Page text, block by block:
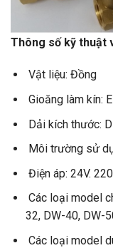
Thông số kỹ thuật
Vật liệu: Đồng
Gioăng làm kín:
Dải kích thước:
Môi trường sử
Điện áp: 24V.
Các loại model
32, DW-40, DW-
Các loại model